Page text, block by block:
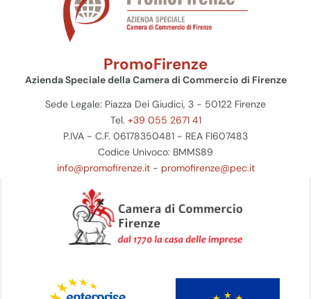
PromoFirenze
Azienda Speciale della Camera di Commercio di Firenze
Sede Legale: Piazza Dei Giudici, 3 - 50122 Firenze
Tel. +39 055 2671 41
P.IVA - C.F. 06178350481 - REA FI607483
Codice Univoco: BMMS89
info@promofirenze.it- promofirenze@pec.it